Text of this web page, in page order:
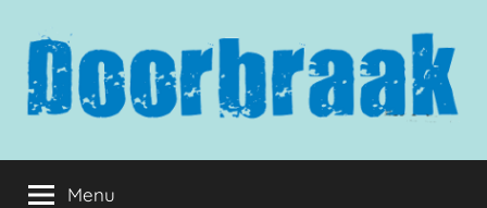
inhoud
springen
Doorbraak.eu
Menu